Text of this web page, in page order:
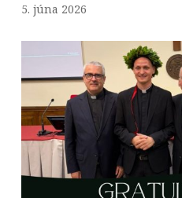
5. júna 2026